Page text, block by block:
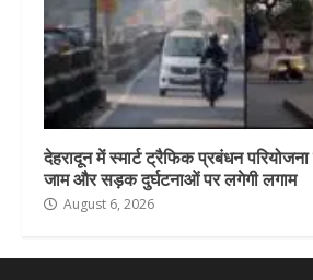
देहरादून में स्मार्ट ट्रैफिक प्रबंधन
जाम और सड़क दुर्घटनाओं पर लगेगी लगाम
August 6, 2026